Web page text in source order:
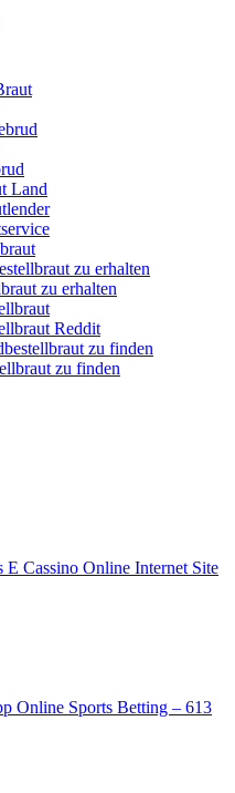
Land
zu erhalten
zu erhalten
Reddit
zu finden
zu finden
Cassino Online Internet Site
Online Sports Betting – 613